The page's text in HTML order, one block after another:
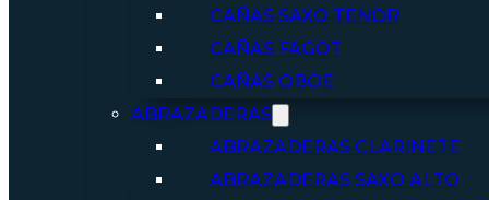
CAÑAS SAXO TENOR
CAÑAS FAGOT
CAÑAS OBOE
ABRAZADERAS
ABRAZADERAS CLARINETE
ABRAZADERAS SAXO ALTO